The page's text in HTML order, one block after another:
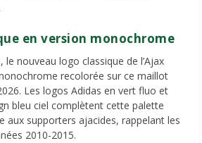
en version monochrome
nouveau logo classique de l’Ajax
recolorée sur ce maillot
Les logos Adidas en vert fluo et
bleu ciel complètent cette palette
aux supporters ajacides, rappelant les
2010-2015.